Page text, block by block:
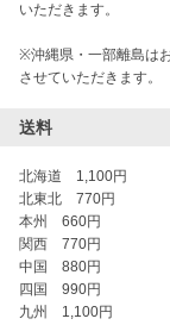
いただきます。
※沖縄県・一部離島は
させていただきます。
送料
北海道　1,100円
北東北　770円
本州　660円
関西　770円
中国　880円
四国　990円
九州　1,100円